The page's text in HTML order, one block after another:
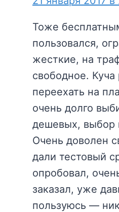
Тоже
пользовался,
жесткие, на
свободное.
переехать на
очень долго
дешевых, выбор
Очень доволен
дали тестовый
опробовал,
заказал, уже
пользуюсь —